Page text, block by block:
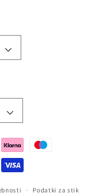
Podatki za stik